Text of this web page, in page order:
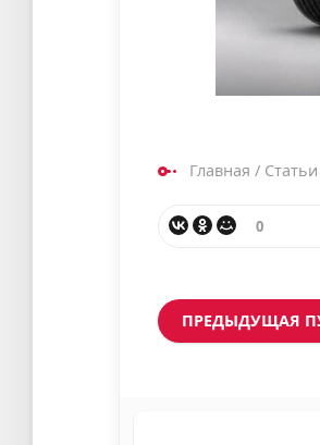
Главная / Статьи
0
ПРЕДЫДУЩАЯ